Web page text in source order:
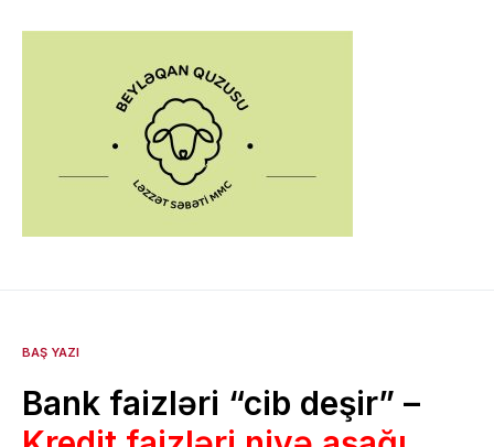
BAŞ YAZI
Bank faizləri “cib deşir” –